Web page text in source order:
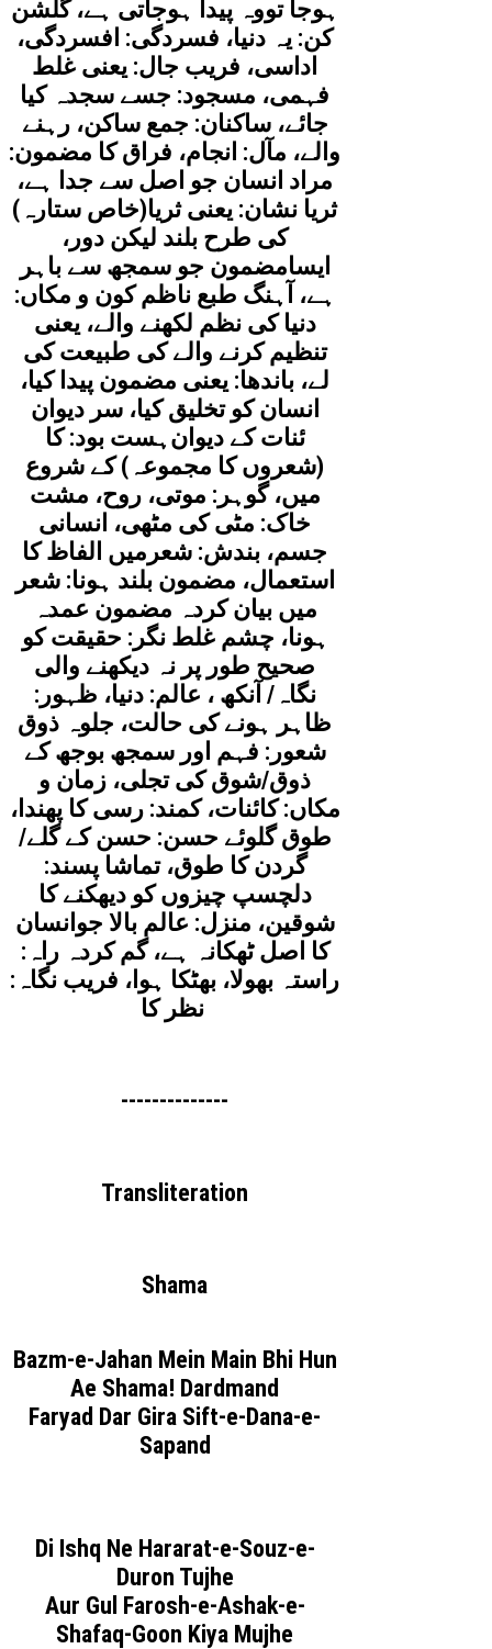
ہوجا تووہ پیدا ہوجاتی ہے، گلشن
کن: یہ دنیا، فسردگی: افسردگی،
اداسی، فریب جال: یعنی غلط
فہمی، مسجود: جسے سجدہ کیا
جائے، ساکنان: جمع ساکن، رہنے
والے، مآل: انجام، فراق کا مضمون:
مراد انسان جو اصل سے جدا ہے،
ثریا نشان: یعنی ثریا(خاص ستارہ)
کی طرح بلند لیکن دور،
ایسامضمون جو سمجھ سے باہر
ہے، آہنگ طبع ناظم کون و مکاں:
دنیا کی نظم لکھنے والے، یعنی
تنظیم کرنے والے کی طبیعت کی
لے، باندھا: یعنی مضمون پیدا کیا،
انسان کو تخلیق کیا، سر دیوان
ہست بود: کا‎ئنات کے دیوان
(شعروں کا مجموعہ) کے شروع
میں، گوہر: موتی، روح، مشت
خاک: مٹی کی مٹھی، انسانی
جسم، بندش: شعرمیں الفاظ کا
استعمال، مضمون بلند ہونا: شعر
میں بیان کردہ مضمون عمدہ
ہونا، چشم غلط نگر: حقیقت کو
صحیح طور پر نہ دیکھنے والی
نگاہ/ آنکھ ، عالم: دنیا، ظہور:
ظاہر ہونے کی حالت، جلوہ ذوق
شعور: فہم اور سمجھ بوجھ کے
ذوق/شوق کی تجلی، زمان و
مکاں: کائنات، کمند: رسی کا پھندا،
طوق گلوئے حسن: حسن کے گلے/
گردن کا طوق، تماشا پسند:
دلچسپ چیزوں کو دیھکنے کا
شوقین، منزل: عالم بالا جوانسان
کا اصل ٹھکانہ ہے، گم کردہ راہ:
راستہ بھولا، بھٹکا ہوا، فریب نگاہ:
نظر کا
--------------
Transliteration
Shama
Bazm-e-Jahan Mein Main Bhi Hun
Ae Shama! Dardmand
Faryad Dar Gira Sift-e-Dana-e-
Sapand
Di Ishq Ne Hararat-e-Souz-e-
Duron Tujhe
Aur Gul Farosh-e-Ashak-e-
Shafaq-Goon Kiya Mujhe